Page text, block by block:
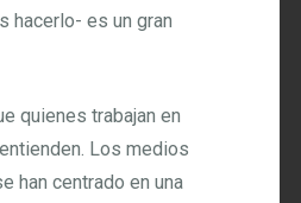
hacerlo- es un gran
quienes trabajan en
Los medios
han centrado en una